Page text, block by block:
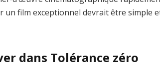
film exceptionnel devrait être simple
dans Tolérance zéro